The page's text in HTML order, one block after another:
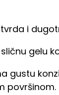
i
gelu
gustu
površinom.